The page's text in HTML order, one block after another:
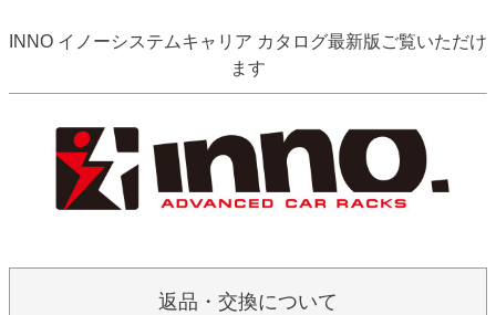
INNO イノーシステムキャリア カタログ最新版ご覧いただけ
ます
返品・交換について